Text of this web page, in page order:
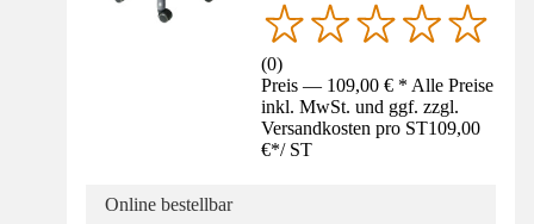
(0)
Preis — 109,00 € * Alle Preise
inkl. MwSt. und ggf. zzgl.
Versandkosten pro ST109,00
€*/ ST
Online bestellbar